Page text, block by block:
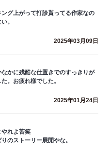
グ上がって打診貰ってる作家なの
。
2025年03月09日
かに残酷な仕置きでのすっきりが
。お疲れ様でした。
2025年01月24日
れよ苦笑
のストーリー展開やな。